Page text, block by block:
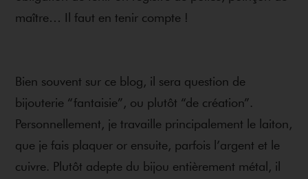
maître… Il faut en tenir compte !
Bien souvent sur ce blog, il sera question de
bijouterie “fantaisie”, ou plutôt “de création”.
Personnellement, je travaille principalement le laiton,
que je fais plaquer or ensuite, parfois l’argent et le
cuivre. Plutôt adepte du bijou entièrement métal, il